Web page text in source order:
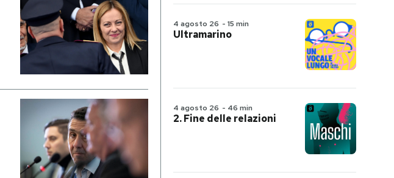
4 agosto 26 - 15 min
Ultramarino
4 agosto 26 - 46 min
2. Fine delle relazioni